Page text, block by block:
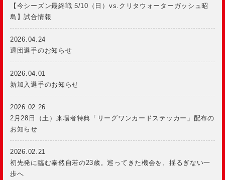
【今シーズン最終戦 5/10（日）vs.クリタウォーターガッシュ昭
島】試合情報
2026.04.24
退団選手のお知らせ
2026.04.01
新加入選手のお知らせ
2026.02.26
2月28日（土）来場者特典「リーグワンカードステッカー」配布の
お知らせ
2026.02.21
初先発に臨む泰然自若の23歳。巡ってきた機会を、揺るぎない一
歩へ